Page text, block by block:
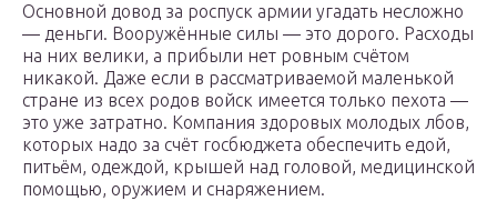
Основной довод за роспуск армии угадать несложно
— деньги. Вооружённые силы — это дорого. Расходы
на них велики, а прибыли нет ровным счётом
никакой. Даже если в рассматриваемой маленькой
стране из всех родов войск имеется только пехота —
это уже затратно. Компания здоровых молодых лбов,
которых надо за счёт госбюджета обеспечить едой,
питьём, одеждой, крышей над головой, медицинской
помощью, оружием и снаряжением.